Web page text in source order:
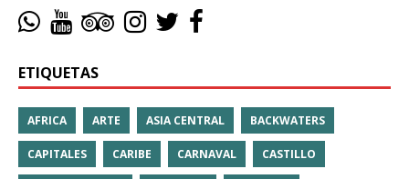
ETIQUETAS
AFRICA ARTE ASIA CENTRAL BACKWATERS
CAPITALES CARIBE CARNAVAL CASTILLO